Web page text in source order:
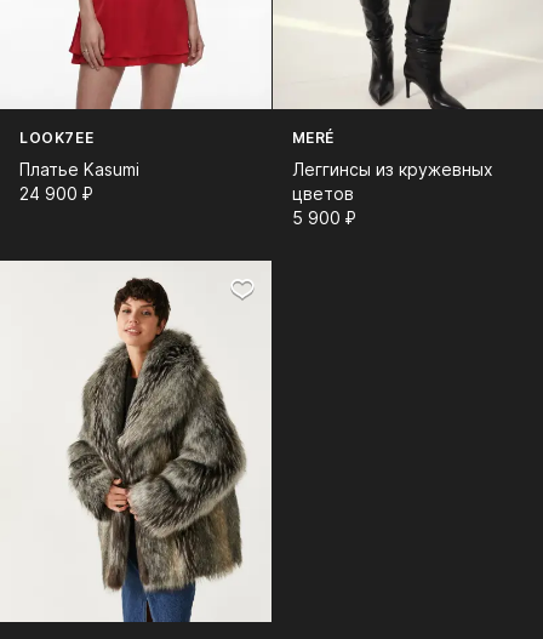
LOOK7EE
Платье Kasumi
24 900⁠ ⁠₽
MERÉ
Леггинсы из кружевных
цветов
5 900⁠ ⁠₽